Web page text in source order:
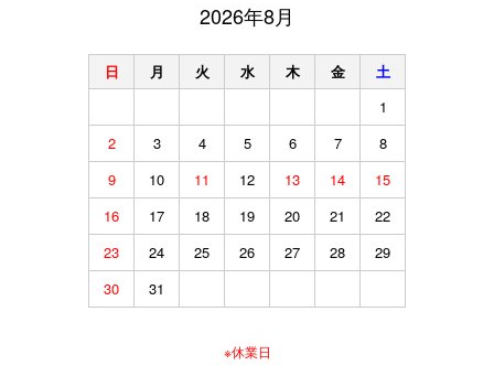
2026年8月
日 月 火 水 木 金
土
1
2
3 4 5 6 7
8
9
10 11 12 13 14
15
16
17 18 19 20 21
22
23
24 25 26 27 28
29
30
31
※休業日